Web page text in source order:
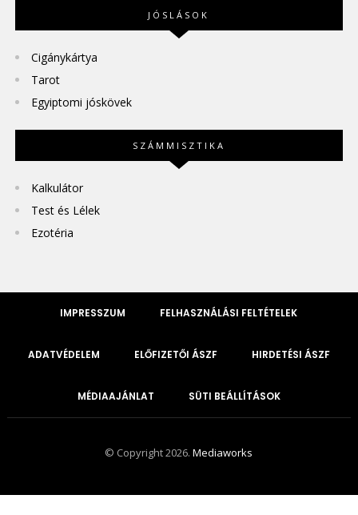
JÓSLÁSOK
Cigánykártya
Tarot
Egyiptomi jóskövek
SZÁMMISZTIKA
Kalkulátor
Test és Lélek
Ezotéria
IMPRESSZUM FELHASZNÁLÁSI FELTÉTELEK
ADATVÉDELEM ELŐFIZETŐI ÁSZF HIRDETÉSI ÁSZF
MÉDIAAJÁNLAT SÜTI BEÁLLÍTÁSOK
© Copyright 2026.Mediaworks